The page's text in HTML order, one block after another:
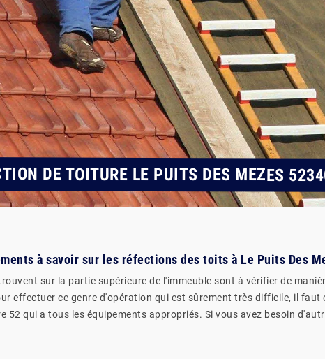
DE TOITURE LE PUITS DES MEZES
à savoir sur les réfections des toits à Le Puits Des
sur la partie supérieure de l'immeuble sont à vérifier de
effectuer ce genre d'opération qui est sûrement très difficile, il
52 qui a tous les équipements appropriés. Si vous avez besoin